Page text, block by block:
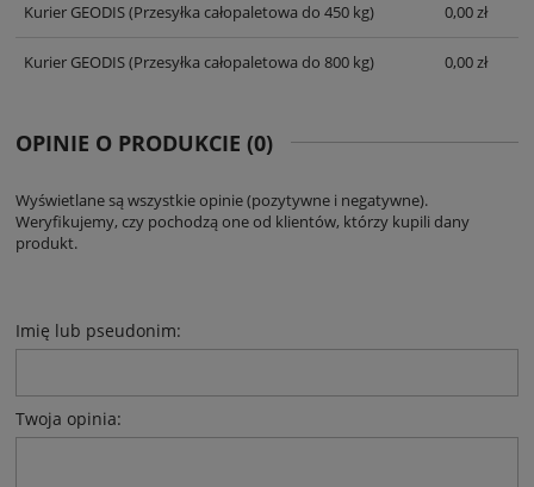
Kurier GEODIS(Przesyłka całopaletowa do 450 kg) 0,00 zł
Kurier GEODIS(Przesyłka całopaletowa do 800 kg) 0,00 zł
OPINIE O PRODUKCIE (0)
Wyświetlane są wszystkie opinie (pozytywne i negatywne).
Weryfikujemy, czy pochodzą one od klientów, którzy kupili dany
produkt.
Imię lub pseudonim:
Twoja opinia: